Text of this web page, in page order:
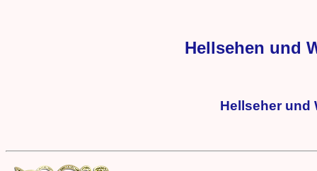
Hellsehen und
Hellseher und